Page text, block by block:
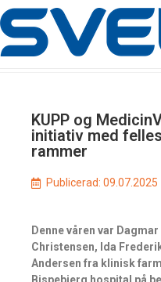
KUPP og
initiativ med
rammer
Publicerad: 09.07.2025
Denne våren var
Christensen, Ida
Andersen fra klinisk